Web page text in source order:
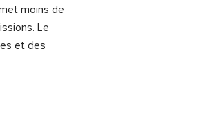
moins de
Le
et des